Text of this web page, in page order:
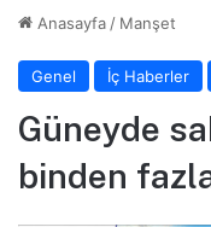
Anasayfa / Manşet
Genel İç Haberler
Güneyde
binden